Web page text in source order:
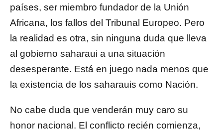
países, ser miembro fundador de la Unión
Africana, los fallos del Tribunal Europeo. Pero
la realidad es otra, sin ninguna duda que lleva
al gobierno saharaui a una situación
desesperante. Está en juego nada menos que
la existencia de los saharauis como Nación.
No cabe duda que venderán muy caro su
honor nacional. El conflicto recién comienza,